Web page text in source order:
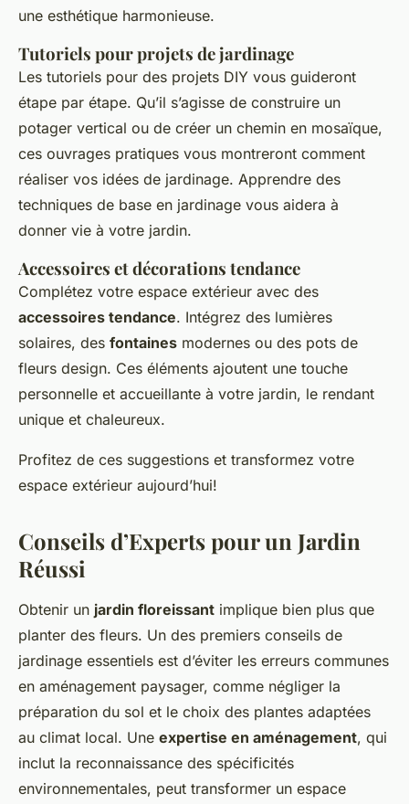
une esthétique harmonieuse.
Tutoriels pour projets de jardinage
Les tutoriels pour des projets DIY vous guideront
étape par étape. Qu’il s’agisse de construire un
potager vertical ou de créer un chemin en mosaïque,
ces ouvrages pratiques vous montreront comment
réaliser vos idées de jardinage. Apprendre des
techniques de base en jardinage vous aidera à
donner vie à votre jardin.
Accessoires et décorations tendance
Complétez votre espace extérieur avec des
accessoires tendance. Intégrez des lumières
solaires, des fontaines modernes ou des pots de
fleurs design. Ces éléments ajoutent une touche
personnelle et accueillante à votre jardin, le rendant
unique et chaleureux.
Profitez de ces suggestions et transformez votre
espace extérieur aujourd’hui!
Conseils d’Experts pour un Jardin
Réussi
Obtenir un jardin floreissant implique bien plus que
planter des fleurs. Un des premiers conseils de
jardinage essentiels est d’éviter les erreurs communes
en aménagement paysager, comme négliger la
préparation du sol et le choix des plantes adaptées
au climat local. Une expertise en aménagement, qui
inclut la reconnaissance des spécificités
environnementales, peut transformer un espace